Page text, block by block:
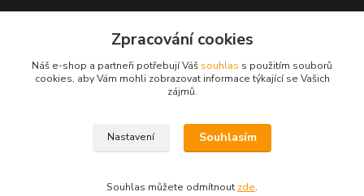
+420 222722421
info@rb-nakuplevne.cz
Zpracování cookies
Náš e-shop a partneři potřebují Váš souhlas s použitím souborů
cookies, aby Vám mohli zobrazovat informace týkající se Vašich
zájmů.
Nastavení Souhlasím
Souhlas můžete odmítnout zde.